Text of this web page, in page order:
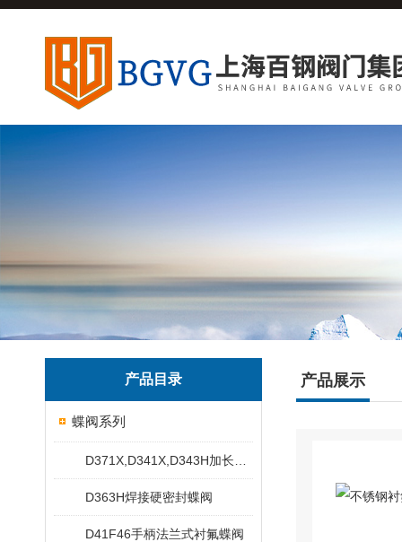
产品目录
蝶阀系列
D363H焊接硬密封蝶阀
D41F46手柄法兰式衬氟蝶阀
产品展示